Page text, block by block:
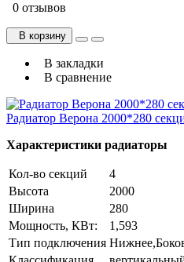
0 отзывов
В корзину
В закладки
В сравнение
Радиатор Верона 2000*280
Характеристики радиаторы
Кол-во секций
4
Высота
2000
Ширина
280
Мощность, КВт:
1,593
Тип подключения